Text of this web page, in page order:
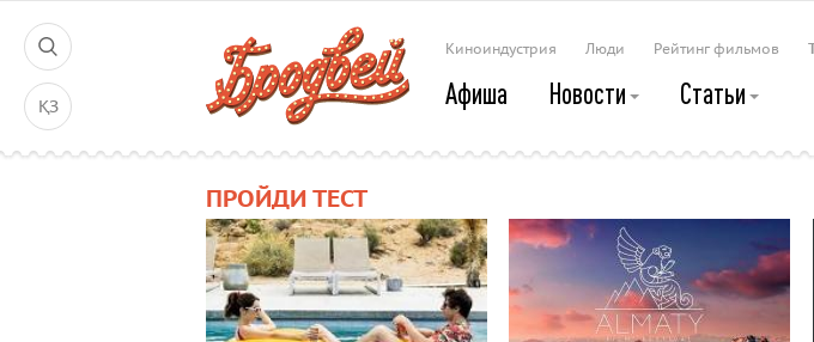
ҚЗ
Киноиндустрия Люди Рейтинг фильмов
Афиша Новости Статьи
ПРОЙДИ ТЕСТ